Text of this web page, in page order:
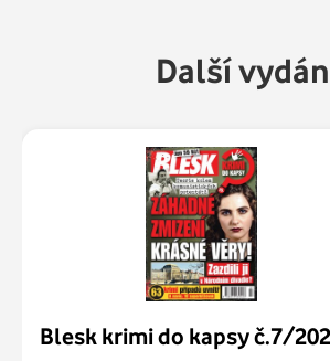
Další
Blesk krimi do kapsy č.7/